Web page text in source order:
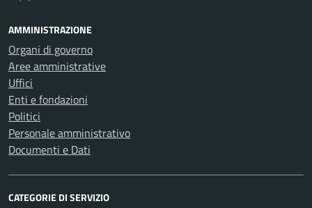
AMMINISTRAZIONE
Organi di governo
Aree amministrative
Uffici
Enti e fondazioni
Politici
Personale amministrativo
Documenti e Dati
CATEGORIE DI SERVIZIO